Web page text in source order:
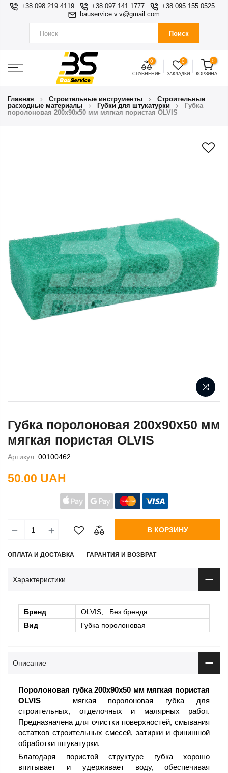
+38 098 219 4119 +38 097 141 1777
+38 095 155 0525
bauservice.v.v@gmail.com
Поиск
0
СРАВНЕНИЕ
0
ЗАКЛАДКИ
0
КОРЗИНА
Главная Строительные инструменты
Строительные
расходные материалы
Губки для штукатурки
Губка
поролоновая 200х90х50 мм мягкая пористая OLVIS
Губка поролоновая 200х90х50 мм
мягкая пористая OLVIS
Артикул: 00100462
50.00 UAH
В КОРЗИНУ
ОПЛАТА И ДОСТАВКА ГАРАНТИЯ И ВОЗВРАТ
Характеристики
Бренд
OLVIS, Без бренда
Вид
Губка поролоновая
Описание
Поролоновая губка 200х90х50 мм мягкая пористая
OLVIS — мягкая поролоновая губка для
строительных, отделочных и малярных работ.
Предназначена для очистки поверхностей, смывания
остатков строительных смесей, затирки и финишной
обработки штукатурки.
Благодаря пористой структуре губка хорошо
впитывает и удерживает воду, обеспечивая